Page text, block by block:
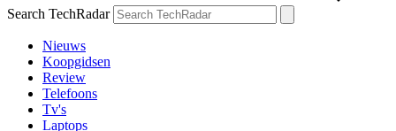
Search TechRadar
Nieuws
Koopgidsen
Review
Telefoons
Tv's
Laptops